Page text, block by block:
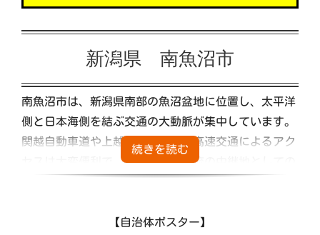
出店団体の紹介
アクセス
新潟県 南魚沼市
南魚沼市は、新潟県南部の魚沼盆地に位置し、太平洋
側と日本海側を結ぶ交通の大動脈が集中しています。
関越自動車道や上越新幹線などの高速交通によるアク
セスは大変便利で、交通および物流の中継地としての
として観光産業基盤の充実が進むとともに、通勤・通
【自治体ポスター】